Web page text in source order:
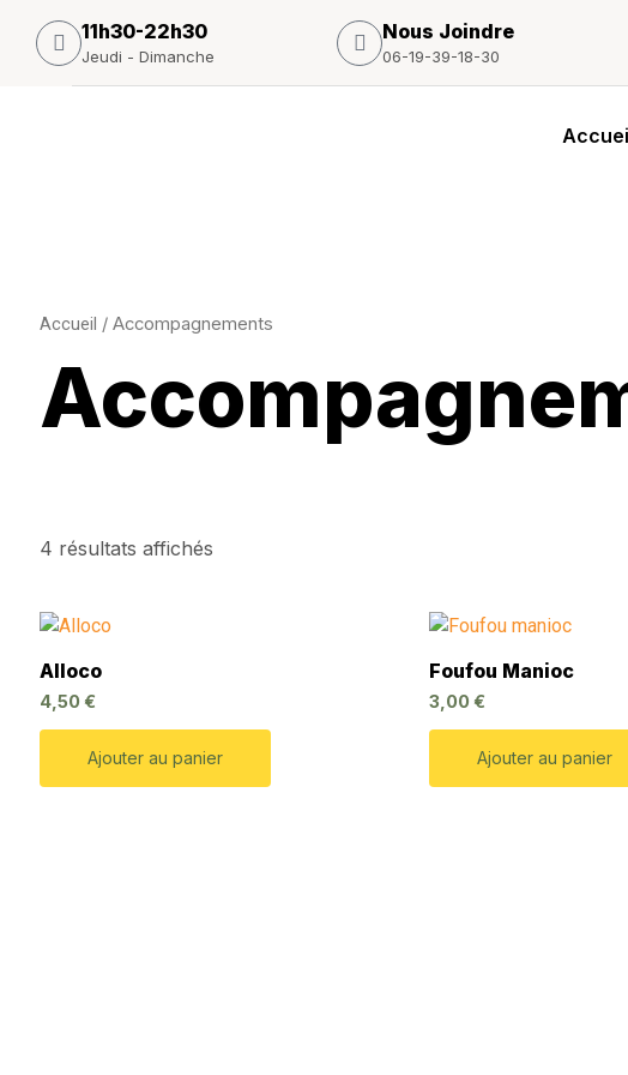
contenu
11h30-22h30
Jeudi - Dimanche
Nous Joindre
06-19-39-18-30
Accueil / Accompagnements
4 résultats affichés
Alloco
4,50 €
Ajouter au panier
Foufou Manioc
3,00 €
Ajouter au panier